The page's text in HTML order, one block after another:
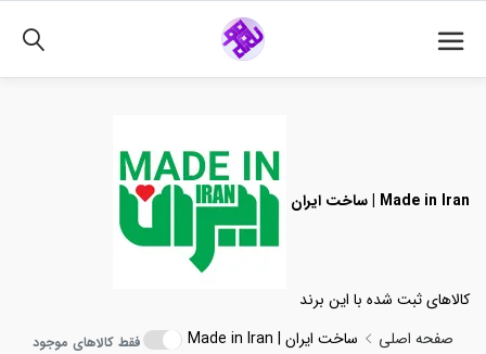
ساخت ایران | Made in Iran
کالاهای ثبت شده با این برند
صفحه اصلی
ساخت ایران | Made in Iran فقط کالاهای موجود